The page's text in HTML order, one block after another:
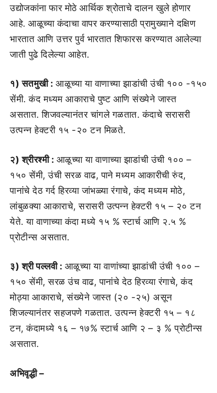
उद्योजकांना फार मोठे आर्थिक श्रोताचे दालन खुले होणार
आहे. आळूच्या कंदाचा वापर करण्यासाठी प्रामुख्याने दक्षिण
भारतात आणि उत्तर पुर्व भारतात शिफारस करण्यात आलेल्या
जाती पुढे दिलेल्या आहेत.
१) सतमुखी : आळूच्या या वाणाच्या झाडांची उंची १०० -१५०
सेंमी. कंद मध्यम आकाराचे पुष्ट आणि संख्येने जास्त
असतात. शिजवल्यानंतर चांगले गळतात. कंदाचे सरासरी
उत्पन्न हेक्टरी १५ -२० टन मिळते.
२) श्रीरश्मी : आळूच्या या वाणाच्या झाडांची उंची १०० –
१५० सेंमी, उंची सरळ वाढ, पाने मध्यम आकारीची रुंद,
पानांचे देठ गर्द हिरव्या जांभळ्या रंगाचे, कंद मध्यम मोठे,
लांबुळक्या आकाराचे, सरासरी उत्पन्न हेक्टरी १५ – २० टन
येते. या वाणाच्या कंदा मध्ये १५ % स्टार्च आणि २.५ %
प्रोटीन्स असतात.
३) श्री पल्लवी : आळूच्या या वाणांच्या झाडांची उंची १०० –
१५० सेंमी, सरळ उंच वाढ, पानांचे देठ हिरव्या रंगाचे, कंद
मोठ्या आकाराचे, संख्येने जास्त (२० -२५) असून
शिजल्यानंतर सहजपणे गळतात. उत्पन्न हेक्टरी १५ – १८
टन, कंदामध्ये १६ – १७% स्टार्च आणि २ – ३ % प्रोटीन्स
असतात.
अभिवृद्धी –